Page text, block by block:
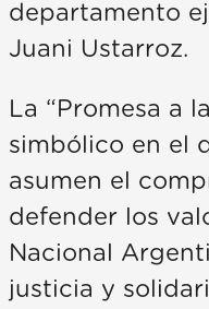
departamento
Juani Ustarroz.
La “Promesa a
simbólico en el
asumen el
defender los
Nacional
justicia y